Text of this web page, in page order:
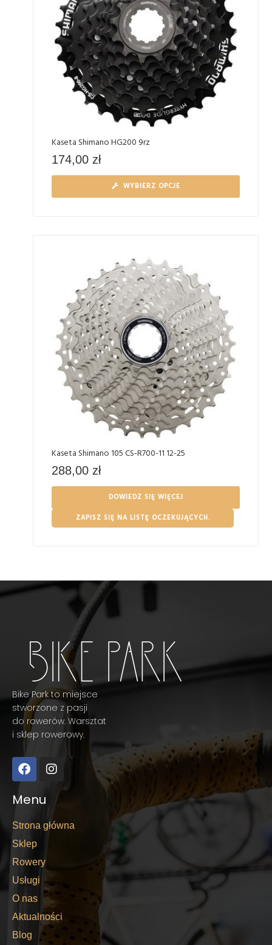
Kaseta Shimano HG200 9rz
174,00 zł
WYBIERZ OPCJE
Kaseta Shimano 105 CS-R700-11 12-25
288,00 zł
DOWIEDZ SIĘ WIĘCEJ
ZAPISZ SIĘ NA LISTĘ OCZEKUJĄCYCH.
Bike Park to miejsce
stworzone z pasji
do rowerów. Warsztat
i sklep rowerowy.
Menu
Strona główna
Sklep
Rowery
Usługi
O nas
Aktualności
Blog